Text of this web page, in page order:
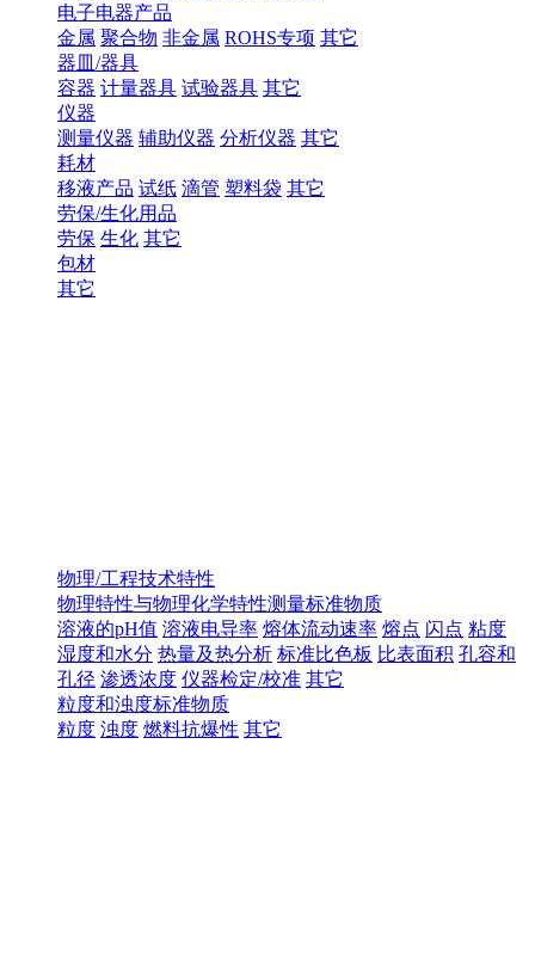
电子电器产品
金属 聚合物 非金属 ROHS专项 其它
器皿/器具
容器 计量器具 试验器具 其它
仪器
测量仪器 辅助仪器 分析仪器 其它
耗材
移液产品 试纸 滴管 塑料袋 其它
劳保/生化用品
劳保 生化 其它
包材
其它
物理/工程技术特性
物理特性与物理化学特性测量标准物质
溶液的pH值 溶液电导率 熔体流动速率 熔点 闪点 粘度
湿度和水分 热量及热分析 标准比色板 比表面积 孔容和
孔径 渗透浓度 仪器检定/校准 其它
粒度和浊度标准物质
粒度 浊度 燃料抗爆性 其它